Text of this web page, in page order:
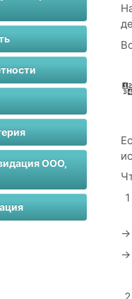
ООО,
→
→